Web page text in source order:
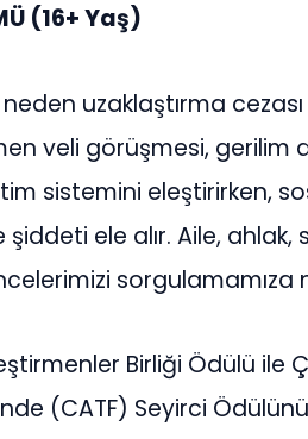
(16+ Yaş)
uzaklaştırma
veli görüşmesi, gerilim
sistemini eleştirirken,
şiddeti ele alır. Aile,
sorgulamamıza
Birliği Ödülü ile
(CATF) Seyirci Ödülünü